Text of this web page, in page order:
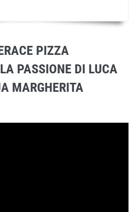
PIZZA
PASSIONE DI LUCA
MARGHERITA